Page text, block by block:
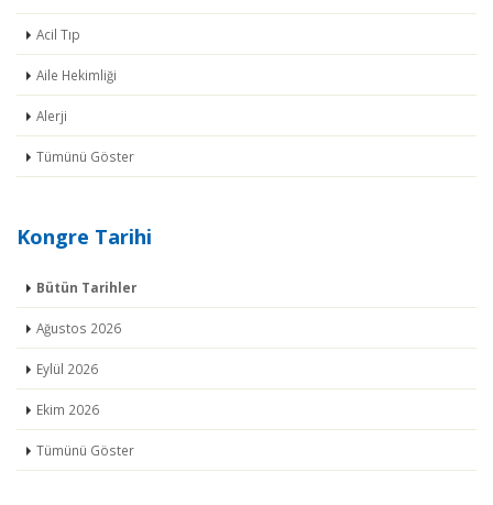
Acil Tıp
Aile Hekimliği
Alerji
Tümünü Göster
Kongre Tarihi
Bütün Tarihler
Ağustos 2026
Eylül 2026
Ekim 2026
Tümünü Göster